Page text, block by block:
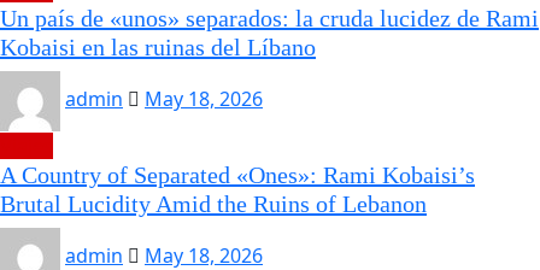
Un país de «unos» separados: la cruda lucidez de Rami
Kobaisi en las ruinas del Líbano
admin
May 18, 2026
A Country of Separated «Ones»: Rami Kobaisi’s
Brutal Lucidity Amid the Ruins of Lebanon
admin
May 18, 2026